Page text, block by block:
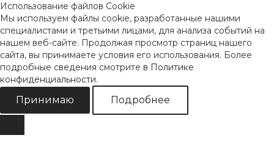
Использование файлов Cookie
Мы используем файлы cookie, разработанные нашими
специалистами и третьими лицами, для анализа событий на
нашем веб-сайте. Продолжая просмотр страниц нашего
сайта, вы принимаете условия его использования. Более
подробные сведения смотрите в Политике
конфиденциальности.
Принимаю Подробнее